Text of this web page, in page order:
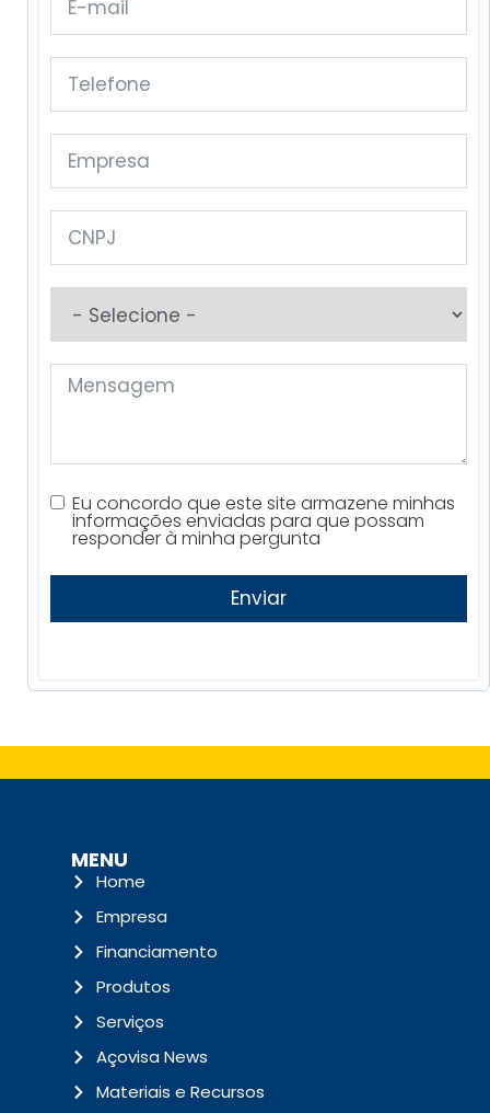
Eu concordo que este site armazene minhas
informações enviadas para que possam
responder à minha pergunta
Enviar
MENU
Home
Empresa
Financiamento
Produtos
Serviços
Açovisa News
Materiais e Recursos